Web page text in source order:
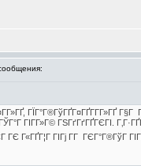
ГІГ­Г»Г© ГЅГґГґГҐГЄГІ.
Г«ГҐГ¦Г ГІГј Г­Г ГЄГ°Г®ГўГ